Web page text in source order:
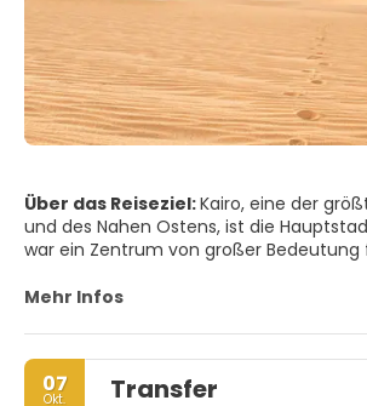
Über das Reiseziel:Kairo, eine der
und des Nahen Ostens, ist die
war ein Zentrum von großer Bedeutung
und griechisch-römisch über osmanisch
Identitäten hat jede ihrer Identitäten
und es zu einer der faszinierendsten
gemacht.
Mehr Infos
07
Okt. Transfer